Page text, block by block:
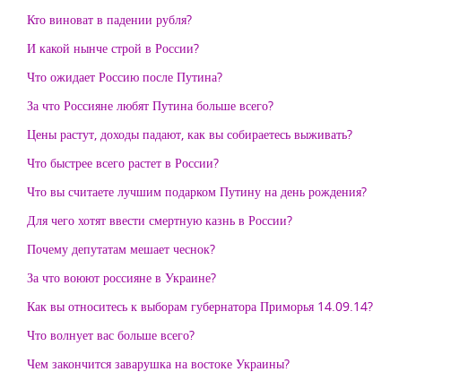
Кто виноват в падении рубля?
И какой нынче строй в России?
Что ожидает Россию после Путина?
За что Россияне любят Путина больше всего?
Цены растут, доходы падают, как вы собираетесь выживать?
Что быстрее всего растет в России?
Что вы считаете лучшим подарком Путину на день рождения?
Для чего хотят ввести смертную казнь в России?
Почему депутатам мешает чеснок?
За что воюют россияне в Украине?
Как вы относитесь к выборам губернатора Приморья 14.09.14?
Что волнует вас больше всего?
Чем закончится заварушка на востоке Украины?